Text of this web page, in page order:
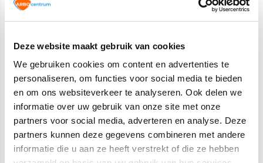
Deze website maakt gebruik van cookies
We gebruiken cookies om content en advertenties te
personaliseren, om functies voor social media te bieden
en om ons websiteverkeer te analyseren. Ook delen we
informatie over uw gebruik van onze site met onze
partners voor social media, adverteren en analyse. Deze
partners kunnen deze gegevens combineren met andere
informatie die u aan ze heeft verstrekt of die ze hebben
27,50
Gele hesjes 25-pack
115,-89,95